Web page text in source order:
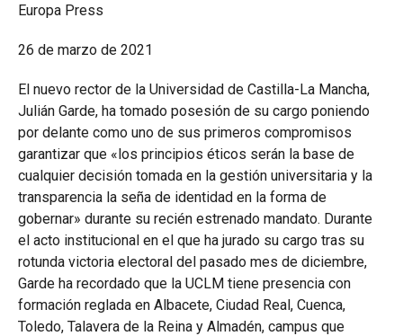
Europa Press
26 de marzo de 2021
El nuevo rector de la Universidad de Castilla-La Mancha,
Julián Garde, ha tomado posesión de su cargo poniendo
por delante como uno de sus primeros compromisos
garantizar que «los principios éticos serán la base de
cualquier decisión tomada en la gestión universitaria y la
transparencia la seña de identidad en la forma de
gobernar» durante su recién estrenado mandato. Durante
el acto institucional en el que ha jurado su cargo tras su
rotunda victoria electoral del pasado mes de diciembre,
Garde ha recordado que la UCLM tiene presencia con
formación reglada en Albacete, Ciudad Real, Cuenca,
Toledo, Talavera de la Reina y Almadén, campus que